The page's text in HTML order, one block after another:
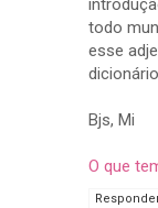
todo
esse
Bjs, Mi
O que